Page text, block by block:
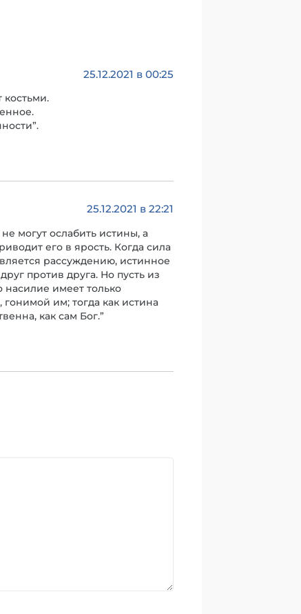
25.12.2021 в 00:25
костьми.
25.12.2021 в 22:21
могут ослабить истины, а
его в ярость. Когда сила
рассуждению, истинное
против друга. Но пусть из
насилие имеет только
им; тогда как истина
как сам Бог.”